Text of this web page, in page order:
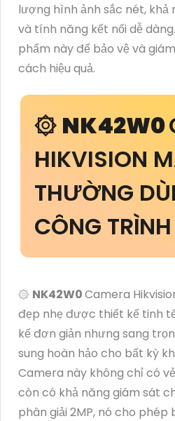
lượng hình ảnh sắc nét,
và tính năng kết nối dễ
phẩm này để bảo vệ và
cách hiệu quả.
۞ NK42W0
HIKVISION
THƯỜNG
CÔNG
۞ NK42W0Camera
đẹp nhẹ được thiết kế tinh
kế đơn giản nhưng sang
sung hoàn hảo cho bất kỳ
Camera này không chỉ có
còn có khả năng giám sát
phân giải 2MP, nó cho phép